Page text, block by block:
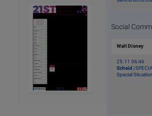
Social
Walt Disney
25.11 06:46
Scheid |
Special